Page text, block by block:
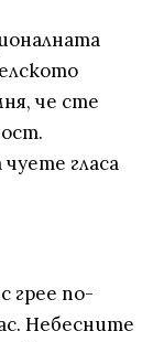
че сте
гласа
грее по-
Небесните